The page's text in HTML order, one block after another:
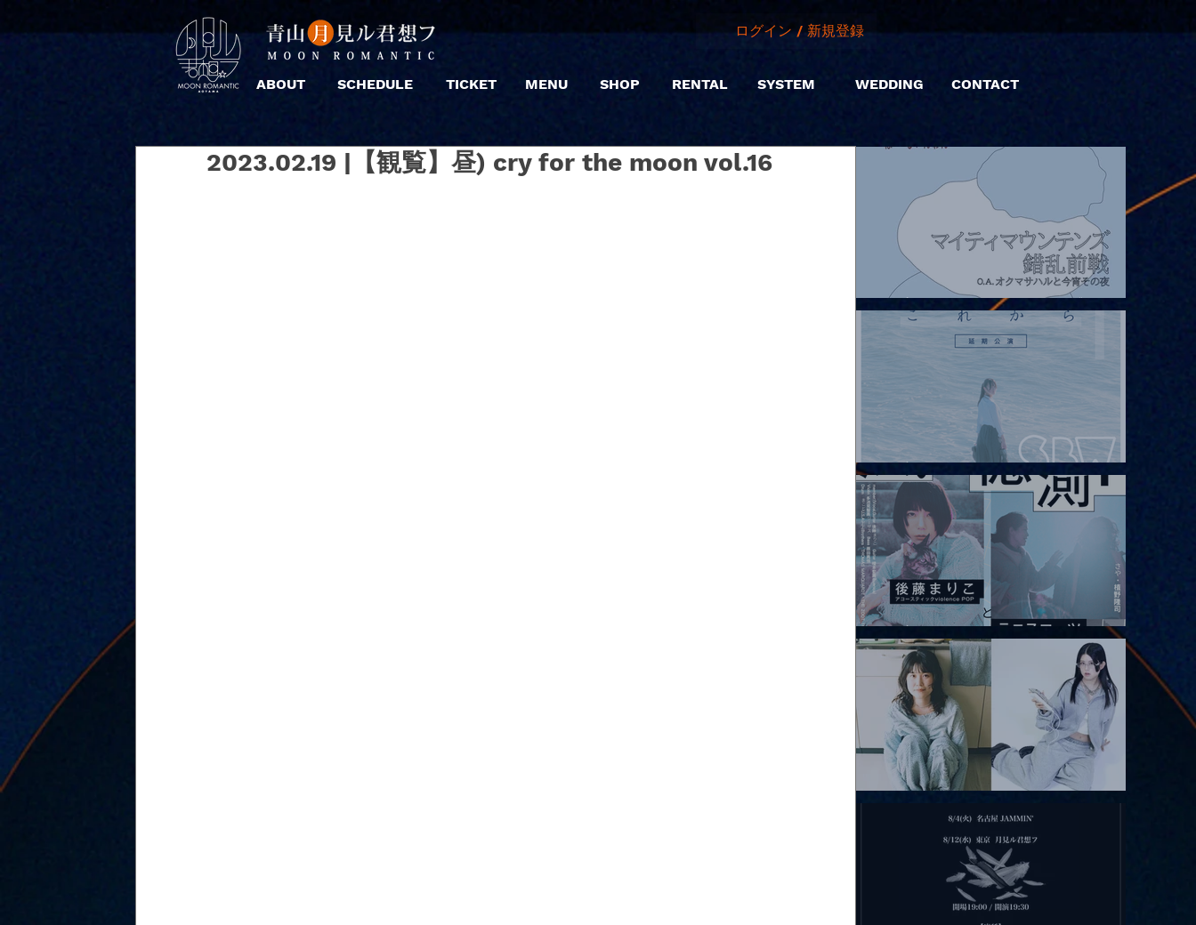
ABOUT SCHEDULE TICKET MENU SHOP
ログイン / 新規登録
RENTAL SYSTEM WEDDING CONTACT
2023.02.19 |【観覧】昼) cry for the moon vol.16
2026.08.07 |【観覧】マイティマウンテンズpresents. “HALL-IN-
2026.08.08 |【観覧】Oaiko pre.「これから」延期公演 Blurred
City Lights × 17歳とベルリンの壁
2026.08.10 |【観覧】「巷のmyストーリー/風の憶測1～後藤まりこ
アコースティックviolence POPとテニスコーツ」